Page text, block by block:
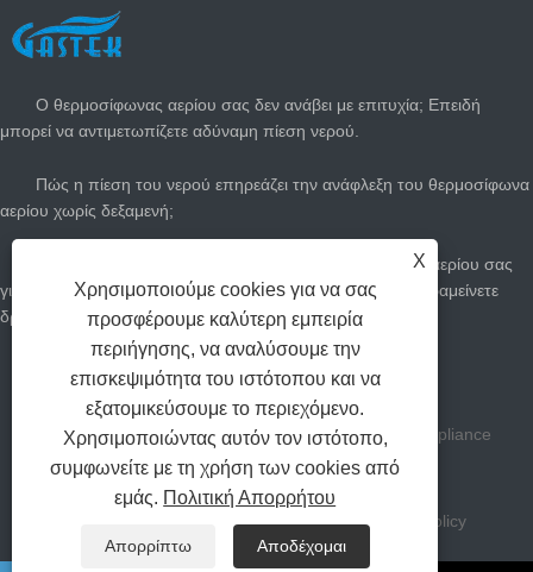
ΤΕΛΕΥΤΑΊΑ ΝΈΑ
Ο θερμοσίφωνας αερίου σας δεν ανάβει με επιτυχία; Επειδή
μπορεί να αντιμετωπίζετε αδύναμη πίεση νερού.
Πώς η πίεση του νερού επηρεάζει την ανάφλεξη του θερμοσίφωνα
αερίου χωρίς δεξαμενή;
Πώς να προσαρμόσετε τον άμεσο θερμοσίφωνα του αερίου σας
για το καλοκαίρι: Κόψτε τους λογαριασμούς αερίου και παραμείνετε
δροσεροί
Πόσο μεγάλο θερμοσίφωνα αερίου χρειάζεστε;
Πνευματικά δικαιώματα Zhongshan Gastek Home Appliance
Company Limited All Rights Reserved.
RSS XML Privacy Policy
X
Χρησιμοποιούμε cookies για να σας
προσφέρουμε καλύτερη εμπειρία
περιήγησης, να αναλύσουμε την
επισκεψιμότητα του ιστότοπου και να
εξατομικεύσουμε το περιεχόμενο.
Χρησιμοποιώντας αυτόν τον ιστότοπο,
συμφωνείτε με τη χρήση των cookies από
εμάς. Πολιτική Απορρήτου
Απορρίπτω Αποδέχομαι